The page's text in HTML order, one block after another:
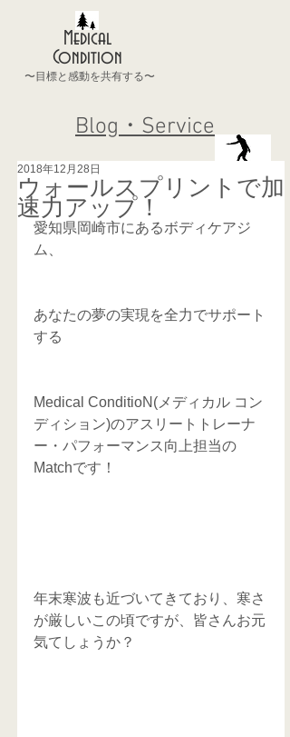
Medical
Condition
〜目標と感動を共有する〜
Blog・Service
ウォールスプリントで加
速力アップ！
2018年12月28日
愛知県岡崎市にあるボディケアジ
ム、
あなたの夢の実現を全力でサポート
する
Medical ConditioN(メディカル コン
ディション)のアスリートトレーナ
ー・パフォーマンス向上担当の
Matchです！
年末寒波も近づいてきており、寒さ
が厳しいこの頃ですが、皆さんお元
気てしょうか？